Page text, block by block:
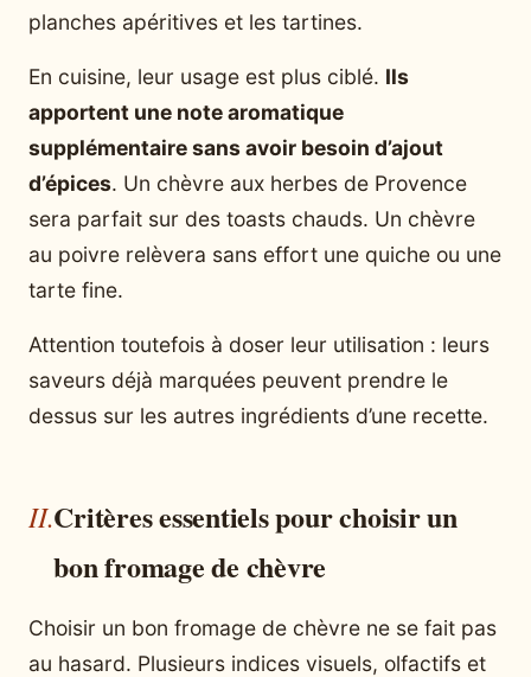
planches apéritives et les tartines.
En cuisine, leur usage est plus ciblé. Ils
apportent une note aromatique
supplémentaire sans avoir besoin d’ajout
d’épices. Un chèvre aux herbes de Provence
sera parfait sur des toasts chauds. Un chèvre
au poivre relèvera sans effort une quiche ou une
tarte fine.
Attention toutefois à doser leur utilisation : leurs
saveurs déjà marquées peuvent prendre le
dessus sur les autres ingrédients d’une recette.
Critères essentiels pour choisir un
bon fromage de chèvre
Choisir un bon fromage de chèvre ne se fait pas
au hasard. Plusieurs indices visuels, olfactifs et